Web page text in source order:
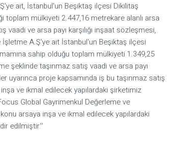
ait, İstanbul'un Beşiktaş ilçesi Dikilitaş
mülkiyeti 2.447,16 metrekare alanlı arsa
ve arsa payı karşılığı inşaat sözleşmesi,
İşletme A.Ş'ye ait İstanbul'un Beşiktaş ilçesi
sahip olduğu toplam mülkiyeti 1.349,25
şeklinde taşınmaz satış vaadi ve arsa payı
uyarınca proje kapsamında iş bu taşınmaz satış
ve ikmal edilecek yapılardaki şirketimiz
Global Gayrimenkul Değerleme ve
arsaya inşa ve ikmal edilecek yapılardaki
edilmiştir.''